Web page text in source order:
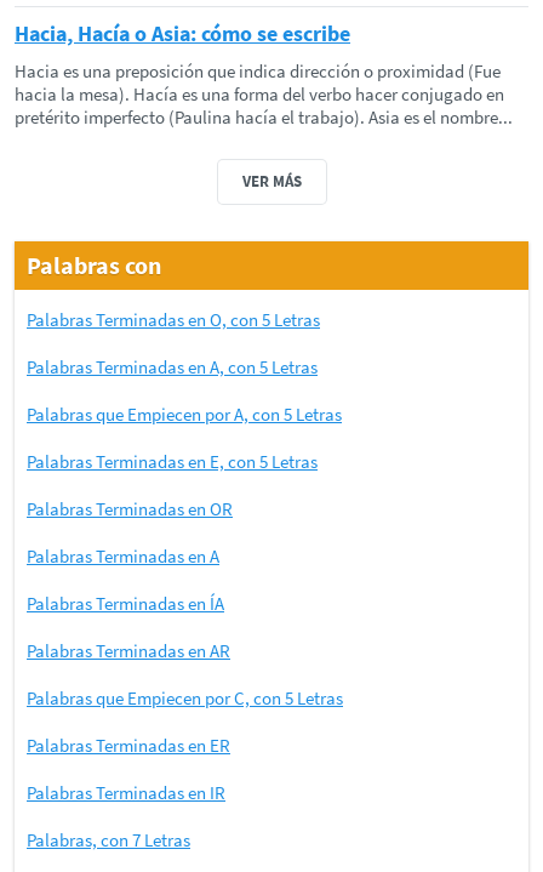
Hacia, Hacía o Asia: cómo se escribe
Hacia es una preposición que indica dirección o proximidad (Fue
hacia la mesa). Hacía es una forma del verbo hacer conjugado en
pretérito imperfecto (Paulina hacía el trabajo). Asia es el nombre...
VER MÁS
Palabras con
Palabras Terminadas en O, con 5 Letras
Palabras Terminadas en A, con 5 Letras
Palabras que Empiecen por A, con 5 Letras
Palabras Terminadas en E, con 5 Letras
Palabras Terminadas en OR
Palabras Terminadas en A
Palabras Terminadas en ÍA
Palabras Terminadas en AR
Palabras que Empiecen por C, con 5 Letras
Palabras Terminadas en ER
Palabras Terminadas en IR
Palabras, con 7 Letras